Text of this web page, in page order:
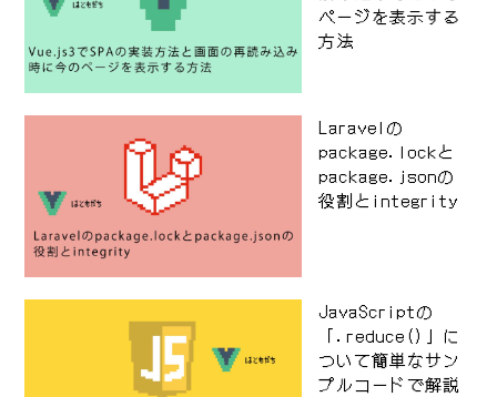
ページを表示する
方法
Laravelの
package.lockと
package.jsonの
役割とintegrity
JavaScriptの
「.reduce()」に
ついて簡単なサン
プルコードで解説